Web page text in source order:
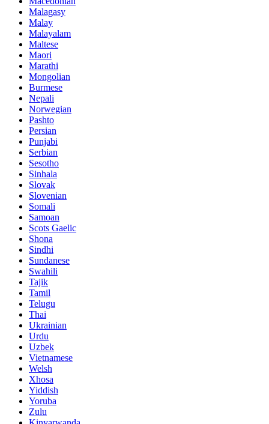
Malagasy
Malay
Malayalam
Maltese
Maori
Marathi
Mongolian
Burmese
Nepali
Norwegian
Pashto
Persian
Punjabi
Serbian
Sesotho
Sinhala
Slovak
Slovenian
Somali
Samoan
Scots Gaelic
Shona
Sindhi
Sundanese
Swahili
Tajik
Tamil
Telugu
Thai
Ukrainian
Urdu
Uzbek
Vietnamese
Welsh
Xhosa
Yiddish
Yoruba
Zulu